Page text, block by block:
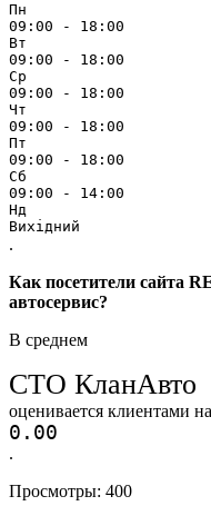
Пн
09:00 - 18:00
Вт
09:00 - 18:00
Ср
09:00 - 18:00
Чт
09:00 - 18:00
Пт
09:00 - 18:00
Сб
09:00 - 14:00
Нд
Вихідний
.
Как посетители сайта
автосервис?
В среднем
СТО КланАвто
оценивается клиентами на
0.00
.
Просмотры: 400